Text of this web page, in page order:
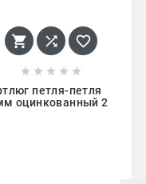
  
    
петля-петля
оцинкованный 2